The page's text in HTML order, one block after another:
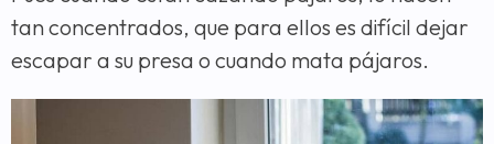
tan concentrados, que para ellos es difícil dejar
escapar a su presa o cuando mata pájaros.